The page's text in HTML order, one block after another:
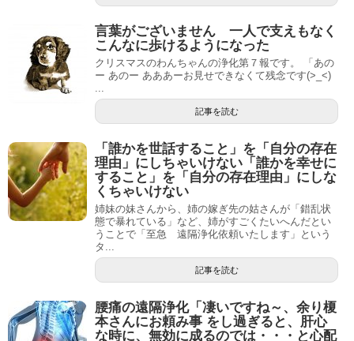
言葉がございません 一人で支えもなく
こんなに歩けるようになった
クリスマスのわんちゃんの浄化第７報です。 「あの
ー あのー あああーお見せできなくて残念です(>_<)
...
記事を読む
「誰かを世話すること」を「自分の存在
理由」にしちゃいけない「誰かを幸せに
すること」を「自分の存在理由」にしな
くちゃいけない
姉妹の妹さんから、姉の嫁ぎ先の姑さんが「錯乱状
態で暴れている」など、姉がすごくたいへんだとい
うことで「至急 遠隔浄化依頼いたします」という
タ...
記事を読む
腰痛の遠隔浄化「凄いですね～、余り榎
本さんにお頼み事 をし過ぎると、肝心
な時に、無効に成るのでは・・・と心配